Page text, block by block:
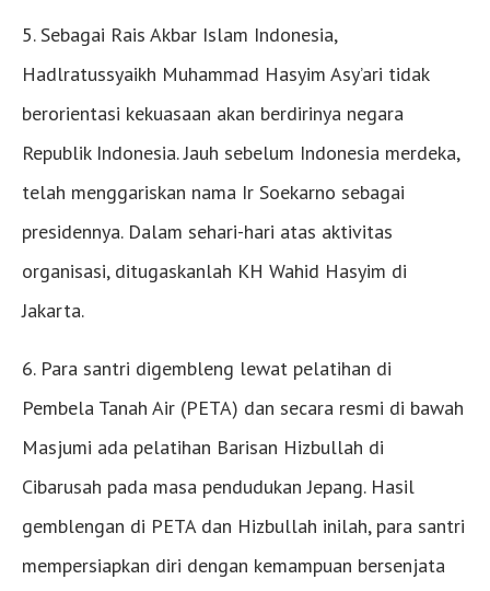
5. Sebagai Rais Akbar Islam Indonesia,
Hadlratussyaikh Muhammad Hasyim Asy’ari tidak
berorientasi kekuasaan akan berdirinya negara
Republik Indonesia. Jauh sebelum Indonesia merdeka,
telah menggariskan nama Ir Soekarno sebagai
presidennya. Dalam sehari-hari atas aktivitas
organisasi, ditugaskanlah KH Wahid Hasyim di
Jakarta.
6. Para santri digembleng lewat pelatihan di
Pembela Tanah Air (PETA) dan secara resmi di bawah
Masjumi ada pelatihan Barisan Hizbullah di
Cibarusah pada masa pendudukan Jepang. Hasil
gemblengan di PETA dan Hizbullah inilah, para santri
mempersiapkan diri dengan kemampuan bersenjata